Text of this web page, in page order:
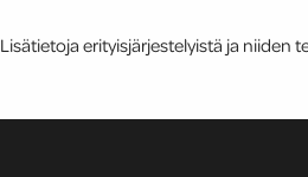
Lisätietoja erityisjärjestelyistä ja niiden